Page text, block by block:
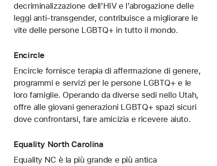
decriminalizzazione dell’HIV e l’abrogazione delle
leggi anti‑transgender, contribuisce a migliorare le
vite delle persone LGBTQ+ in tutto il mondo.
Encircle
Encircle fornisce terapia di affermazione di genere,
programmi e servizi per le persone LGBTQ+ e le
loro famiglie. Operando da diverse sedi nello Utah,
offre alle giovani generazioni LGBTQ+ spazi sicuri
dove confrontarsi, fare amicizia e ricevere aiuto.
Equality North Carolina
Equality NC è la più grande e più antica